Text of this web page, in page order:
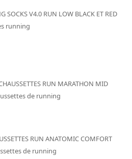
SOCKS V4.0 RUN LOW BLACK ET RED
running
RUN MARATHON MID
de running
RUN ANATOMIC COMFORT
de running